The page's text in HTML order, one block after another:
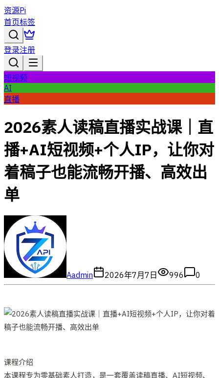
资源Pi
首页标签
登录注册
短视频
AI
直播
2026素人读稿直播实战课｜直
播+AI短视频+个人IP，让你对
着稿子也能流畅开播、高效出
单
Aadmin 2026年7月7日 996 0
课程介绍
本课程专为零基础素人打造，是一套覆盖读稿直播、AI短视频、